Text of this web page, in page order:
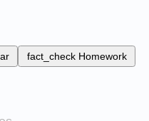
fact_check Homework